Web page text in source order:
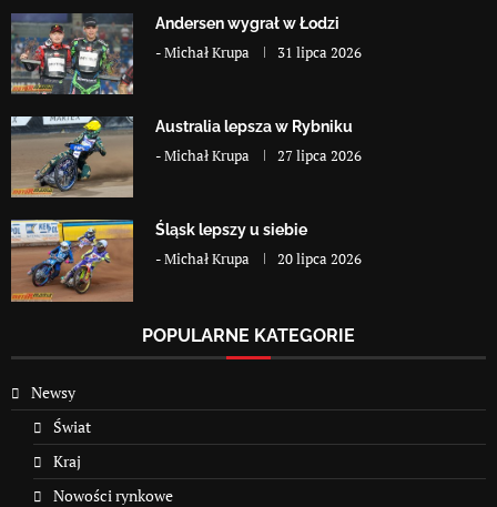
Andersen wygrał w Łodzi
-Michał Krupa 31 lipca 2026
Australia lepsza w Rybniku
-Michał Krupa 27 lipca 2026
Śląsk lepszy u siebie
-Michał Krupa 20 lipca 2026
POPULARNE KATEGORIE
Newsy
Świat
Kraj
Nowości rynkowe